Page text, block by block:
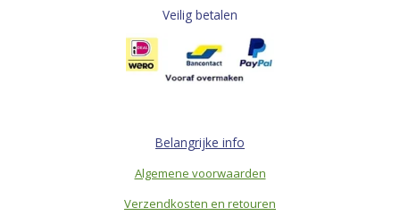
Veilig betalen
Belangrijke info
Algemene voorwaarden
Verzendkosten en retouren